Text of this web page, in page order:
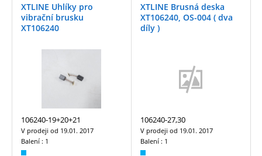
XTLINE Uhlíky pro
vibrační brusku
XT106240
106240-19+20+21
V prodeji od 19.01. 2017
Balení : 1
XTLINE Brusná deska
XT106240, OS-004 ( dva
díly )
106240-27,30
V prodeji od 19.01. 2017
Balení : 1